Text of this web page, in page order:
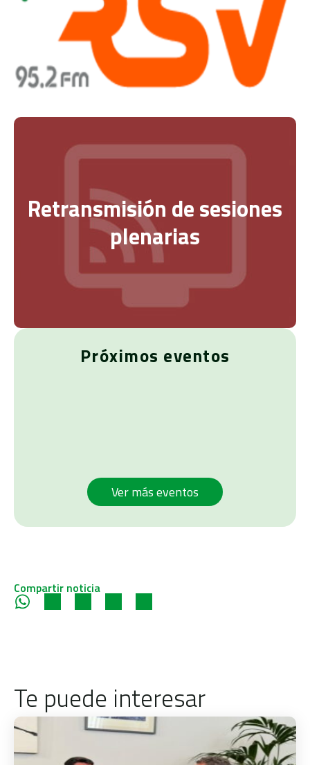
Retransmisión de sesiones
plenarias
Próximos eventos
Ver más eventos
Compartir noticia
Te puede interesar